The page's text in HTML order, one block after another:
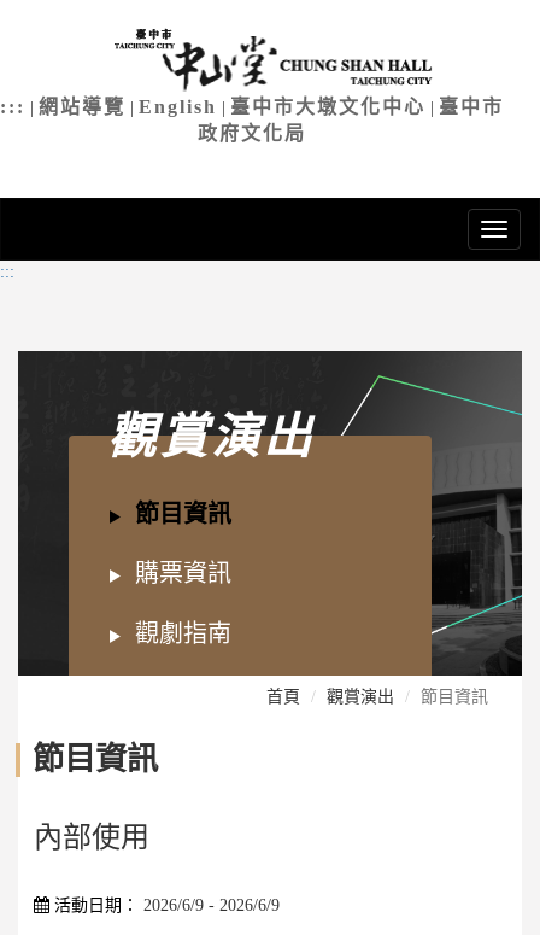
要
::: |網站導覽 |English 臺中市大墩文化中心
臺中市
政府文化局
:::
觀賞演出
節目資訊
購票資訊
觀劇指南
首頁 觀賞演出 節目資訊
節目資訊
內部使用
活動日期： 2026/6/9 - 2026/6/9